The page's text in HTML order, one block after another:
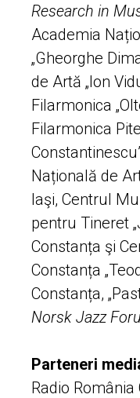
Research in
Academia
„Gheorghe
de Artă „Ion
Filarmonica
Filarmonica
Națională de
Iaşi, Centrul
pentru Tineret
Constanța şi
Constanța
Constanța,
Norsk Jazz
Parteneri
Radio România